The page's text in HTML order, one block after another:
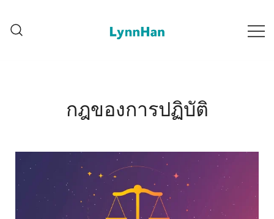
กฎของการปฏิบัติ